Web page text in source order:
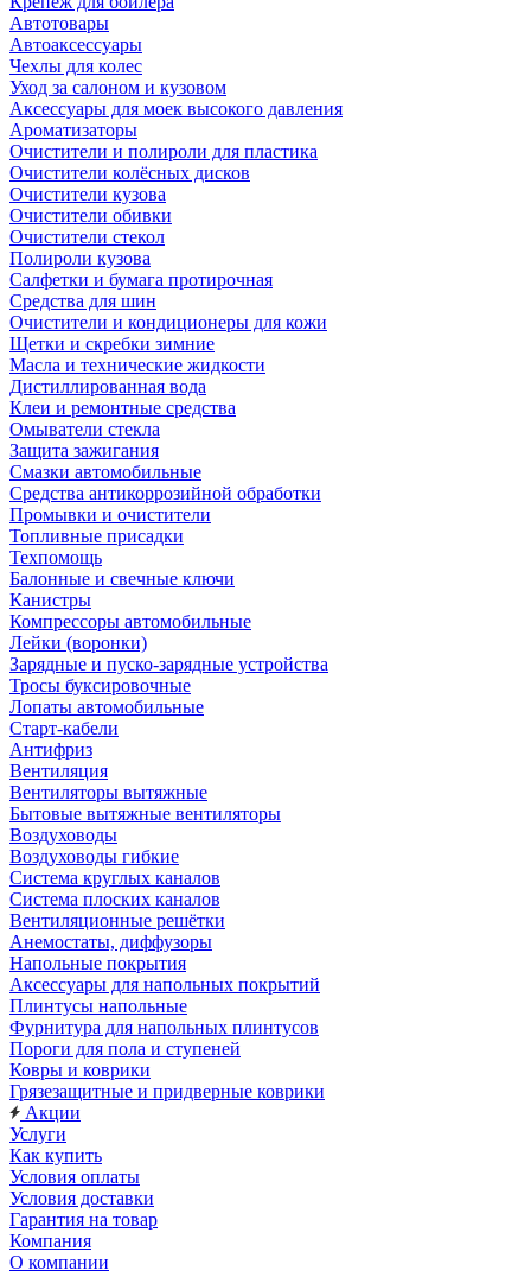
Автотовары
Автоаксессуары
Чехлы для колес
Уход за салоном и кузовом
Аксессуары для моек высокого давления
Ароматизаторы
Очистители и полироли для пластика
Очистители колёсных дисков
Очистители кузова
Очистители обивки
Очистители стекол
Полироли кузова
Салфетки и бумага протирочная
Средства для шин
Очистители и кондиционеры для кожи
Щетки и скребки зимние
Масла и технические жидкости
Дистиллированная вода
Клеи и ремонтные средства
Омыватели стекла
Защита зажигания
Смазки автомобильные
Средства антикоррозийной обработки
Промывки и очистители
Топливные присадки
Техпомощь
Балонные и свечные ключи
Канистры
Компрессоры автомобильные
Лейки (воронки)
Зарядные и пуско-зарядные устройства
Тросы буксировочные
Лопаты автомобильные
Старт-кабели
Антифриз
Вентиляция
Вентиляторы вытяжные
Бытовые вытяжные вентиляторы
Воздуховоды
Воздуховоды гибкие
Система круглых каналов
Система плоских каналов
Вентиляционные решётки
Анемостаты, диффузоры
Напольные покрытия
Аксессуары для напольных покрытий
Плинтусы напольные
Фурнитура для напольных плинтусов
Пороги для пола и ступеней
Ковры и коврики
Грязезащитные и придверные коврики
Акции
Услуги
Как купить
Условия оплаты
Условия доставки
Гарантия на товар
Компания
О компании